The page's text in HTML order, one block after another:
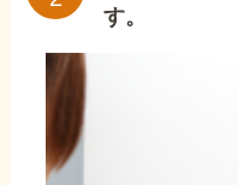
す。